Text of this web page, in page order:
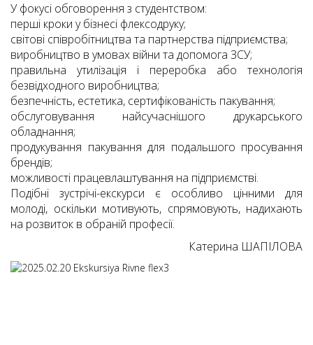
У фокусі обговорення з студентством:
перші кроки у бізнесі флексодруку;
світові співробітництва та партнерства підприємства;
виробництво в умовах війни та допомога ЗСУ;
правильна утилізація і переробка або технологія
безвідходного виробництва;
безпечність, естетика, сертифікованість пакування;
обслуговування найсучаснішого друкарського
обладнання;
продукування пакування для подальшого просування
брендів;
можливості працевлаштування на підприємстві.
Подібні зустрічі-екскурси є особливо цінними для
молоді, оскільки мотивують, спрямовують, надихають
на розвиток в обраній професії.
Катерина ШАПІЛОВА